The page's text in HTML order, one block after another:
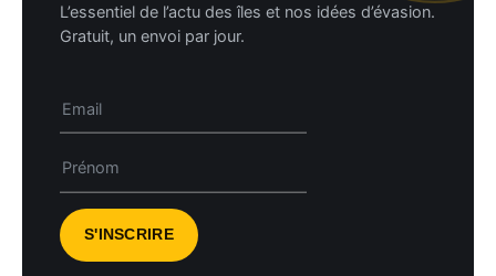
L’essentiel de l’actu des îles et nos idées d’évasion.
Gratuit, un envoi par jour.